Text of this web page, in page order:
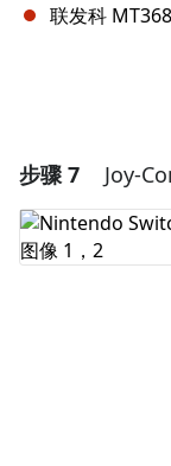
联发科
添加评论
步骤 7 Joy-